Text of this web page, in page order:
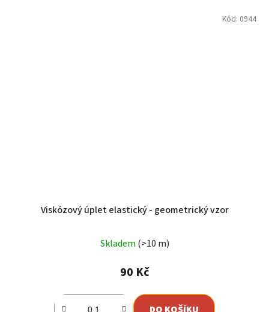
Viskózový úplet elastický - geometrický vzor
Skladem (>10 m)
90 Kč
Kód: 0944